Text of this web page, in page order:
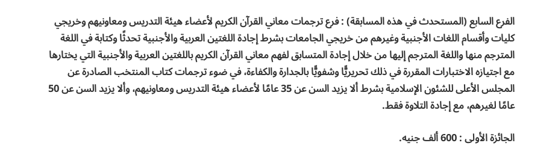
الفرع السابع (المستحدث في هذه المسابقة) : فرع ترجمات معاني القرآن الكريم لأعضاء هيئة التدريس ومعاونيهم وخريجي
كليات وأقسام اللغات الأجنبية وغيرهم من خريجي الجامعات بشرط إجادة اللغتين العربية والأجنبية تحدثًا وكتابة في اللغة
المترجم منها واللغة المترجم إليها من خلال إجادة المتسابق لفهم معاني القرآن الكريم باللغتين العربية والأجنبية التي يختارها
مع اجتيازه الاختبارات المقررة في ذلك تحريريًّا وشفويًّا بالجدارة والكفاءة، في ضوء ترجمات كتاب المنتخب الصادرة عن
المجلس الأعلى للشئون الإسلامية بشرط ألا يزيد السن عن 35 عامًا لأعضاء هيئة التدريس ومعاونيهم، وألا يزيد السن عن 50
عامًا لغيرهم، مع إجادة التلاوة فقط.
الجائزة الأولى : 600 ألف جنيه.